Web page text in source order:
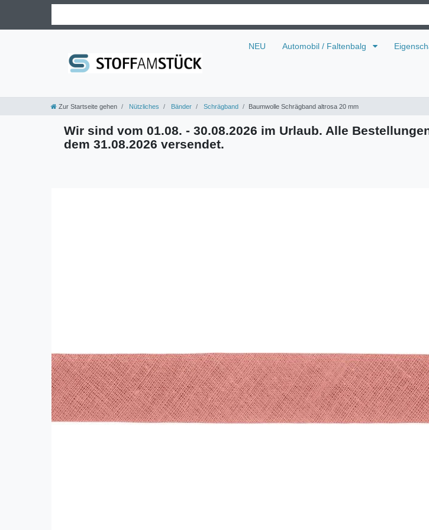
NEU Automobil / Faltenbalg
Zur Startseite gehen Nützliches Bänder Schrägband Baumwolle Schrägband altrosa 20 mm
Wir sind vom 01.08. - 30.08.2026 im Urlaub. Alle
dem 31.08.2026 versendet.